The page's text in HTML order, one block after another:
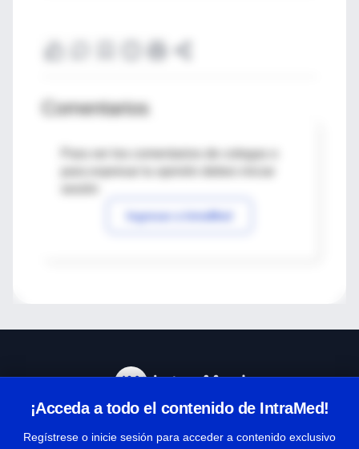
Comentarios
Para ver los comentarios de colegas o
Ingresar a IntraMed
¡Acceda a todo el contenido de IntraMed!
Regístrese o inicie sesión para acceder a contenido exclusivo